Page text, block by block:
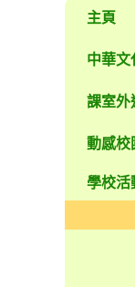
主頁
中華文
課室外
動感校
學校活